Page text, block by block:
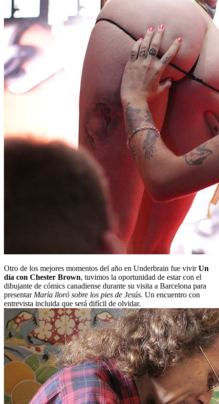
Otro de los mejores momentos del año en Underbrain fue vivirUn
día con Chester Brown, tuvimos la oportunidad de estar con el
dibujante de cómics canadiense durante su visita a Barcelona para
presentar María lloró sobre los pies de Jesús. Un encuentro con
entrevista incluida que será difícil de olvidar.